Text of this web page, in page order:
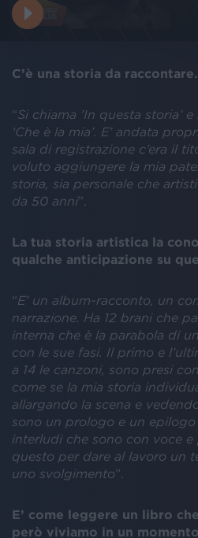
C’è una storia da
“Si chiama ’In questa storia’
‘Che è la mia’. E’ andata
sala di registrazione c’era il
voluto aggiungere la mia
storia, sia personale che
da 50 anni”.
La tua storia artistica la
qualche anticipazione su
“E’ un album-racconto, un
narrazione. Ha 12 brani che
interna che è la parabola di
con le sue fasi. Il primo e
a 14 le canzoni, sono presi
come se la mia storia
allargando la scena e
sono un prologo e un
interludi che sono con voce
questo per dare al lavoro un
uno svolgimento”.
E’ come leggere un libro
però viviamo in un